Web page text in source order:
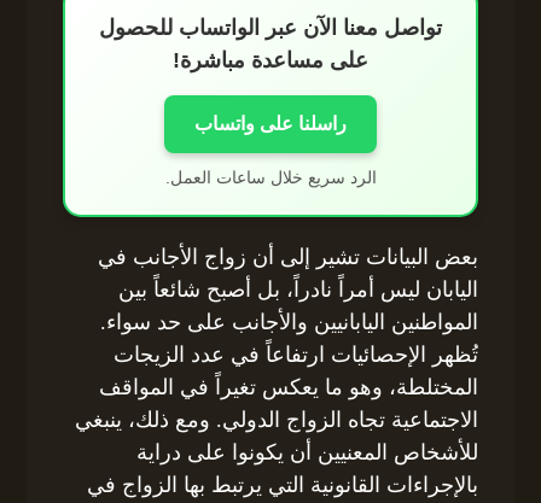
تواصل معنا الآن عبر الواتساب للحصول
على مساعدة مباشرة!
راسلنا على واتساب
الرد سريع خلال ساعات العمل.
بعض البيانات تشير إلى أن زواج الأجانب في
اليابان ليس أمراً نادراً، بل أصبح شائعاً بين
المواطنين اليابانيين والأجانب على حد سواء.
تُظهر الإحصائيات ارتفاعاً في عدد الزيجات
المختلطة، وهو ما يعكس تغيراً في المواقف
الاجتماعية تجاه الزواج الدولي. ومع ذلك، ينبغي
للأشخاص المعنيين أن يكونوا على دراية
بالإجراءات القانونية التي يرتبط بها الزواج في